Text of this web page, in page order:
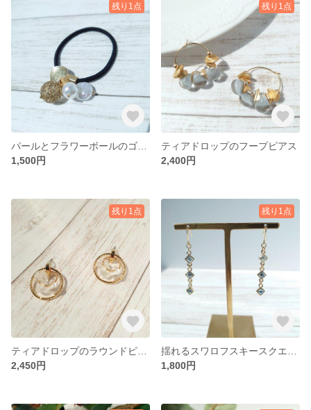
残り1点
1,500円
残り1点
ティアドロップのフープピアス
2,400円
残り1点
2,450円
残り1点
1,800円